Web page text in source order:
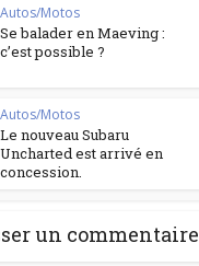
Autos/Motos
Se balader en Maeving :
c’est possible ?
Autos/Motos
Le nouveau Subaru
Uncharted est arrivé en
concession.
un commentaire